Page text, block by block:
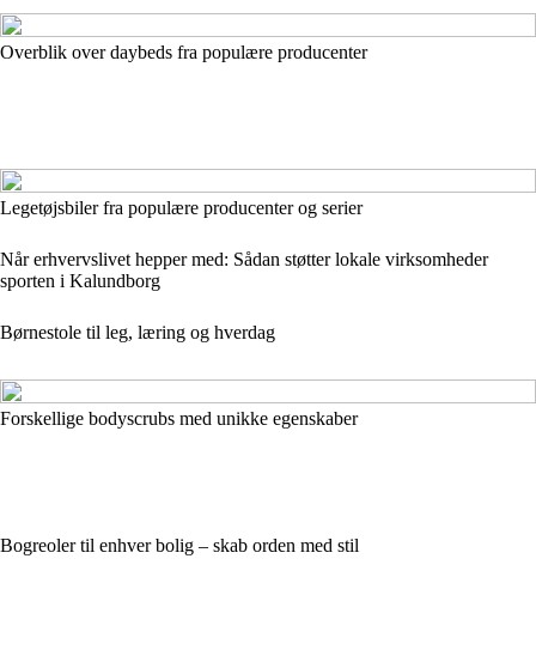
Overblik over daybeds fra populære producenter
Legetøjsbiler fra populære producenter og serier
Når erhvervslivet hepper med: Sådan støtter lokale virksomheder
sporten i Kalundborg
Børnestole til leg, læring og hverdag
Forskellige bodyscrubs med unikke egenskaber
Bogreoler til enhver bolig – skab orden med stil